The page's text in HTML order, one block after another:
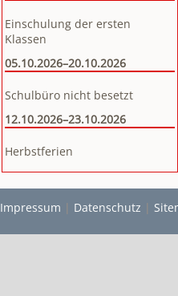
Einschulung der ersten
Klassen
05.10.2026–20.10.2026
Schulbüro nicht besetzt
12.10.2026–23.10.2026
Herbstferien
Impressum | Datenschutz |